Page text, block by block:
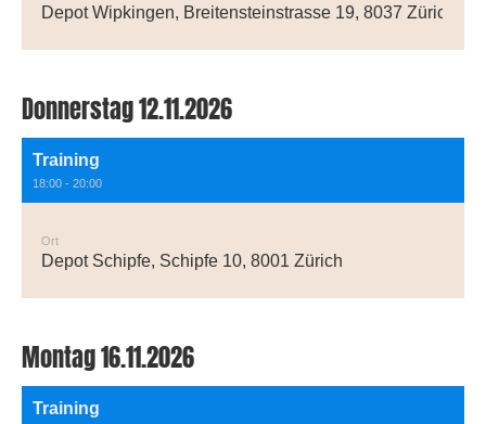
Depot Wipkingen, Breitensteinstrasse 19, 8037 Zürich
Donnerstag 12.11.2026
Training
18:00 - 20:00
Ort
Depot Schipfe, Schipfe 10, 8001 Zürich
Montag 16.11.2026
Training